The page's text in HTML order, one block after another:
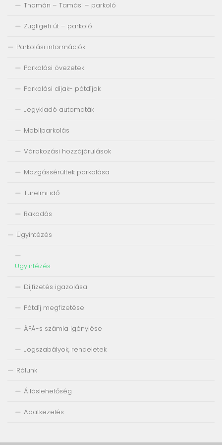
Thomán – Tamási – parkoló
Zugligeti út – parkoló
Parkolási információk
Parkolási övezetek
Parkolási díjak- pótdíjak
Jegykiadó automaták
Mobilparkolás
Várakozási hozzájárulások
Mozgássérültek parkolása
Türelmi idő
Rakodás
Ügyintézés
Ügyintézés
Díjfizetés igazolása
Pótdíj megfizetése
ÁFÁ-s számla igénylése
Jogszabályok, rendeletek
Rólunk
Álláslehetőség
Adatkezelés